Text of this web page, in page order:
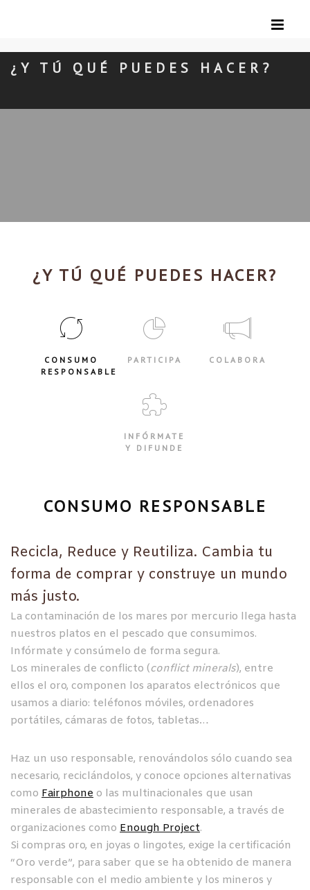
¿Y TÚ QUÉ PUEDES HACER?
¿Y TÚ QUÉ PUEDES HACER?
CONSUMO
RESPONSABLE
PARTICIPA COLABORA
INFÓRMATE
Y DIFUNDE
CONSUMO RESPONSABLE
Recicla, Reduce y Reutiliza. Cambia tu
forma de comprar y construye un mundo
más justo.
La contaminación de los mares por mercurio llega hasta
nuestros platos en el pescado que consumimos.
Infórmate y consúmelo de forma segura.
Los minerales de conflicto (conflict minerals), entre
ellos el oro, componen los aparatos electrónicos que
usamos a diario: teléfonos móviles, ordenadores
portátiles, cámaras de fotos, tabletas…
Haz un uso responsable, renovándolos sólo cuando sea
necesario, reciclándolos, y conoce opciones alternativas
como Fairphone o las multinacionales que usan
minerales de abastecimiento responsable, a través de
organizaciones como Enough Project.
Si compras oro, en joyas o lingotes, exige la certificación
“Oro verde”, para saber que se ha obtenido de manera
responsable con el medio ambiente y los mineros y